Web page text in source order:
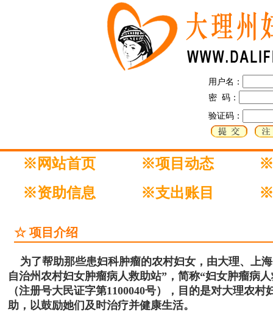
用户名：
密 码：
验证码：
※网站首页 ※项目动态
※
※资助信息
※支出账目 ※
☆ 项目介绍
为了帮助那些患妇科肿瘤的农村妇女，由大理、上
自治州农村妇女肿瘤病人救助站”，简称“妇女肿瘤病
（注册号大民证字第1100040号），目的是对大理农
助，以鼓励她们及时治疗并健康生活。